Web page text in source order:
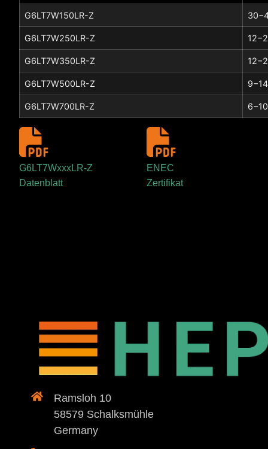
G6LT7W150LR-Z
G6LT7W250LR-Z
G6LT7W350LR-Z
G6LT7W500LR-Z
G6LT7W700LR-Z
G6LT7WxxxLR-Z
Datenblatt
ENEC
Zertifikat
Ramsloh 10
58579 Schalksmühle
Germany